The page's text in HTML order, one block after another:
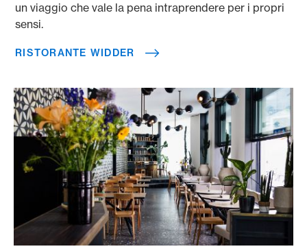
un viaggio che vale la pena intraprendere per i propri
sensi.
RISTORANTE WIDDER